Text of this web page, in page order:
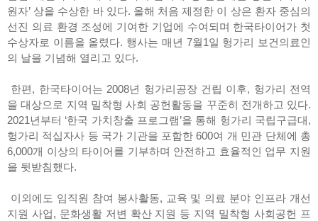
원자’ 상을 수상한 바 있다. 올해 처음 제정한 이 상은 환자 중심의
선진 의료 환경 조성에 기여한 기업에 수여되며 한국타이어가 첫
수상자로 이름을 올렸다. 행사는 매년 7월1일 헝가리 보건의료인
의 날을 기념해 열리고 있다.
한편, 한국타이어는 2008년 헝가리공장 건립 이후, 헝가리 전역
을 대상으로 지역 밀착형 사회 공헌활동을 꾸준히 전개하고 있다.
2021년부터 ‘한국 가치창출 프로그램’을 통해 헝가리 국립구급대,
헝가리 적십자사 등 국가 기관을 포함한 600여 개 민관 단체에 총
6,000개 이상의 타이어를 기부하며 안전하고 효율적인 업무 지원
을 뒷받침했다.
이외에도 임직원 참여 봉사활동, 교육 및 의료 분야 인프라 개선
지원 사업, 문화생활 저변 확산 지원 등 지역 밀착형 사회공헌 프